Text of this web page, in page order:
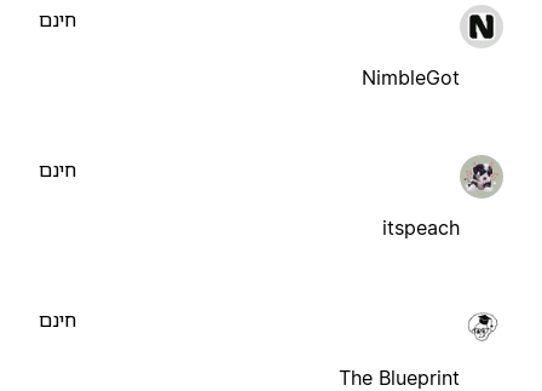
NimbleGot
חינם
itspeach
חינם
The Blueprint
חינם